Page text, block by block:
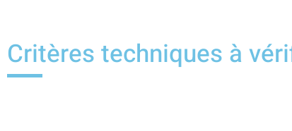
Critères techniques à